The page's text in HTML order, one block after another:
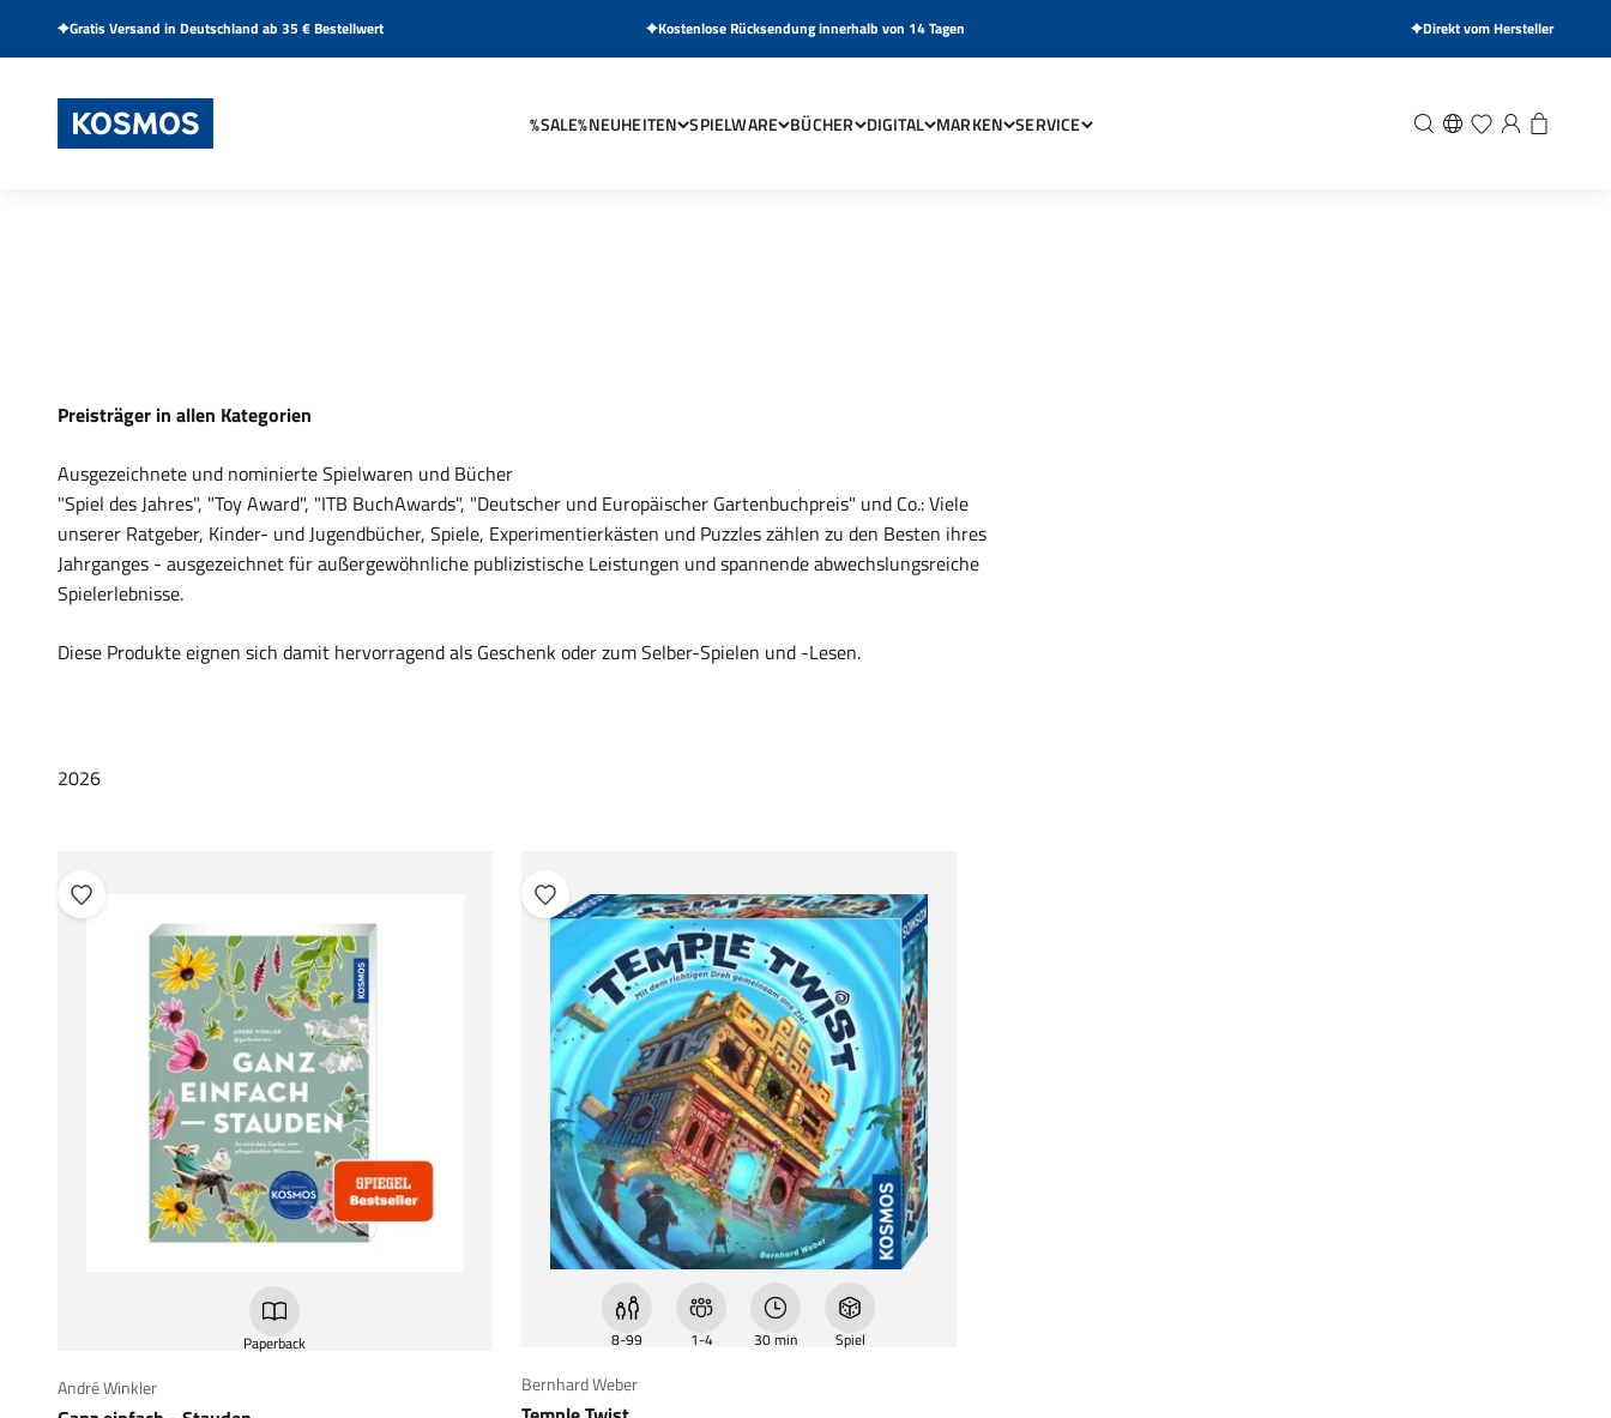
Gratis Versand in Deutschland ab 35 € Bestellwert Kostenlose Rücksendung innerhalb von 14 Tagen Direkt vom Hersteller
%SALE%NEUHEITEN SPIELWARE BÜCHER DIGITAL MARKEN SERVICE
KOSMOS Verlag Suche Wunschliste
Anmelden
Preisträger in allen Kategorien
Ausgezeichnete und nominierte Spielwaren und Bücher
"Spiel des Jahres", "Toy Award", "ITB BuchAwards", "Deutscher und Europäischer Gartenbuchpreis" und Co.: Viele
unserer Ratgeber, Kinder- und Jugendbücher, Spiele, Experimentierkästen und Puzzles zählen zu den Besten ihres
Jahrganges - ausgezeichnet für außergewöhnliche publizistische Leistungen und spannende abwechslungsreiche
Spielerlebnisse.
Diese Produkte eignen sich damit hervorragend als Geschenk oder zum Selber-Spielen und -Lesen.
Paperback
André Winkler
8-99 1-4 30 min Spiel
Bernhard Weber